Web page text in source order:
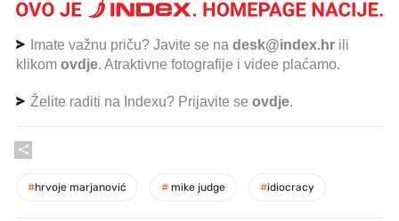
Imate važnu priču? Javite se na desk@index.hr ili
klikom ovdje. Atraktivne fotografije i videe plaćamo.
Želite raditi na Indexu? Prijavite se ovdje.
#hrvoje marjanović # mike judge #idiocracy